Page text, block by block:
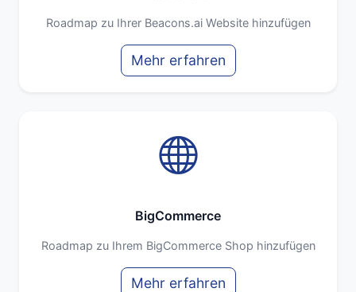
Roadmap zu Ihrer Beacons.ai Website hinzufügen
Mehr erfahren
BigCommerce
Roadmap zu Ihrem BigCommerce Shop hinzufügen
Mehr erfahren